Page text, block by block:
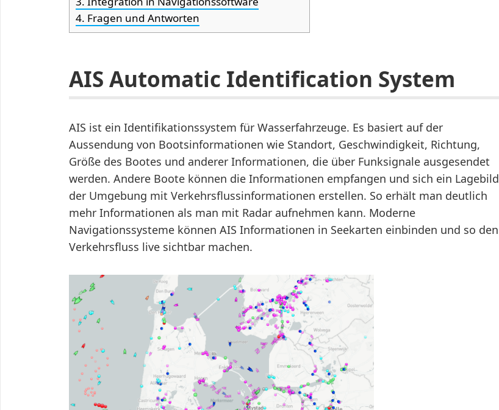
4. Fragen und Antworten
AIS Automatic Identification System
AIS ist ein Identifikationssystem für Wasserfahrzeuge. Es basiert auf der
Aussendung von Bootsinformationen wie Standort, Geschwindigkeit, Richtung,
Größe des Bootes und anderer Informationen, die über Funksignale ausgesendet
werden. Andere Boote können die Informationen empfangen und sich ein Lagebild
der Umgebung mit Verkehrsflussinformationen erstellen. So erhält man deutlich
mehr Informationen als man mit Radar aufnehmen kann. Moderne
Navigationssysteme können AIS Informationen in Seekarten einbinden und so den
Verkehrsfluss live sichtbar machen.